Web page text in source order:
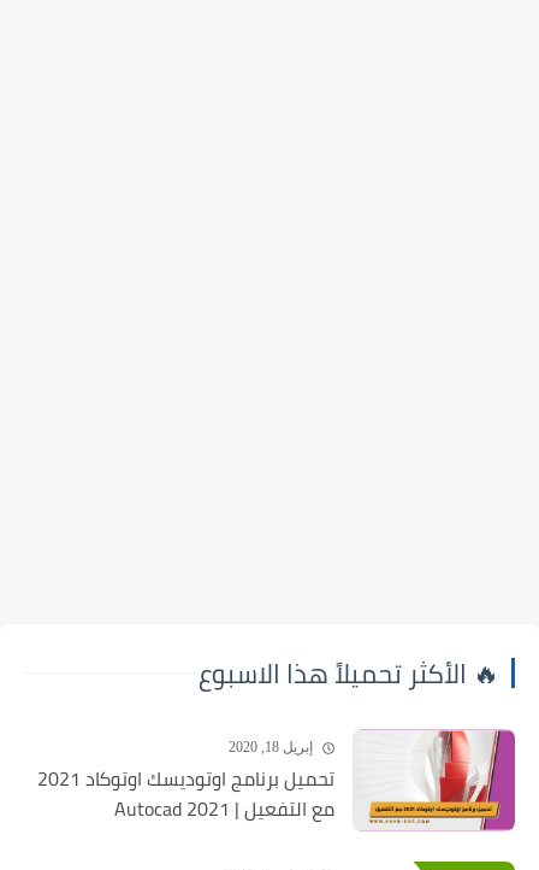
🔥 الأكثر تحميلاً هذا الاسبوع
إبريل 18, 2020
تحميل برنامج اوتوديسك اوتوكاد 2021
مع التفعيل | Autocad 2021